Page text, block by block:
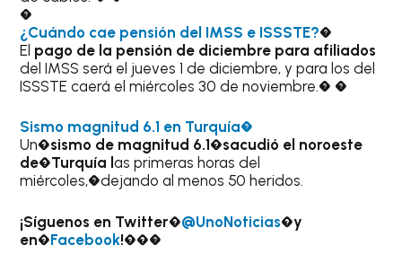
�
¿Cuándo cae pensión del IMSS e ISSSTE?�
El pago de la pensión de diciembre para afiliados
del IMSS será el jueves 1 de diciembre, y para los del
ISSSTE caerá el miércoles 30 de noviembre.� �
Sismo magnitud 6.1 en Turquía�
Un�sismo de magnitud 6.1�sacudió el noroeste
de�Turquía las primeras horas del
miércoles,�dejando al menos 50 heridos.
¡Síguenos en Twitter�@UnoNoticias�y
en�Facebook!���